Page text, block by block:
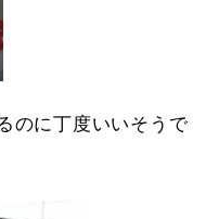
のに丁度いいそうで